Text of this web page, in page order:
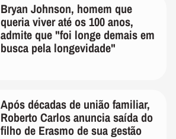
Bryan Johnson, homem que
queria viver até os 100 anos,
admite que "foi longe demais em
busca pela longevidade"
Após décadas de união familiar,
Roberto Carlos anuncia saída do
filho de Erasmo de sua gestão